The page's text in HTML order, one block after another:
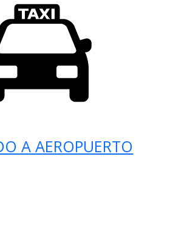
A AEROPUERTO